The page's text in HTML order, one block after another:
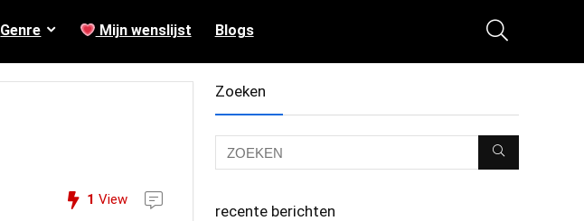
Genre Mijn wenslijst Blogs
1 View
Zoeken
recente berichten